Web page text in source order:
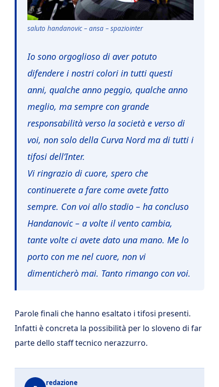
saluto handanovic – ansa – spaziointer
Io sono orgoglioso di aver potuto
difendere i nostri colori in tutti questi
anni, qualche anno peggio, qualche anno
meglio, ma sempre con grande
responsabilità verso la società e verso di
voi, non solo della Curva Nord ma di tutti i
tifosi dell’Inter.
Vi ringrazio di cuore, spero che
continuerete a fare come avete fatto
sempre. Con voi allo stadio – ha concluso
Handanovic – a volte il vento cambia,
tante volte ci avete dato una mano. Me lo
porto con me nel cuore, non vi
dimenticherò mai. Tanto rimango con voi.
Parole finali che hanno esaltato i tifosi presenti.
Infatti è concreta la possibilità per lo sloveno di far
parte dello staff tecnico nerazzurro.
redazione